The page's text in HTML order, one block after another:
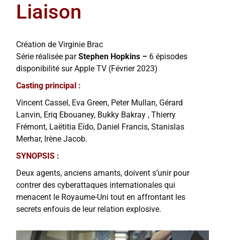
Liaison
Création de Virginie Brac
Série réalisée parStephen Hopkins – 6 épisodes
disponibilité sur Apple TV (Février 2023)
Casting principal :
Vincent Cassel, Eva Green, Peter Mullan, Gérard
Lanvin, Eriq Ebouaney, Bukky Bakray , Thierry
Frémont, Laëtitia Eïdo, Daniel Francis, Stanislas
Merhar, Irène Jacob.
SYNOPSIS :
Deux agents, anciens amants, doivent s’unir pour
contrer des cyberattaques internationales qui
menacent le Royaume-Uni tout en affrontant les
secrets enfouis de leur relation explosive.